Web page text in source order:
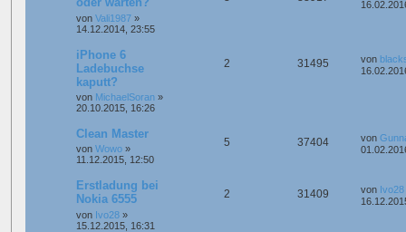
von Vali1987 »
14.12.2014, 23:55
iPhone 6
Ladebuchse
kaputt?
von MichaelSoran »
20.10.2015, 16:26
2 31495 von
Clean Master
von Wowo »
11.12.2015, 12:50
5 37404 von
Erstladung bei
Nokia 6555
von Ivo28 »
15.12.2015, 16:31
2 31409 von Ivo28